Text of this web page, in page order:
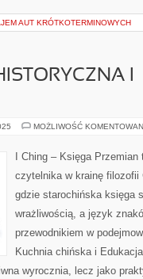
AUT KRÓTKOTERMINOWYCH
I
MOŻLIWOŚĆ
I Ching – Księga
czytelnika w krainę filozofii
gdzie starochińska księga
wrażliwością, a język
przewodnikiem w
Kuchnia chińska i
wyrocznia, lecz jako